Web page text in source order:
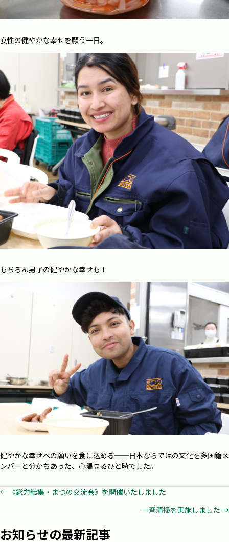
女性の健やかな幸せを願う一日。
もちろん男子の健やかな幸せも！
健やかな幸せへの願いを食に込める──日本ならではの文化を多国籍メ
ンバーと分かちあった、心温まるひと時でした。
Posts
← 《総力結集・まつの交流会》を開催いたしました
一斉清掃を実施しました →
お知らせの最新記事